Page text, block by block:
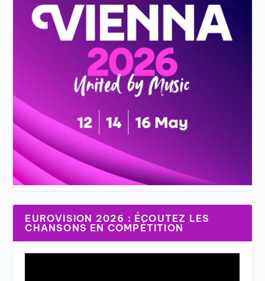
EUROVISION 2026 : ÉCOUTEZ LES
CHANSONS EN COMPÉTITION